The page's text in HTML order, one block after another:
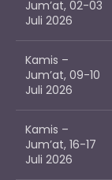
Jum’at, 02-03
Juli 2026
Kamis –
Jum’at, 09-10
Juli 2026
Kamis –
Jum’at, 16-17
Juli 2026